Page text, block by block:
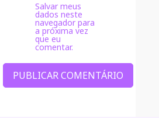
Salvar meus
dados neste
navegador para
a próxima vez
que eu
comentar.